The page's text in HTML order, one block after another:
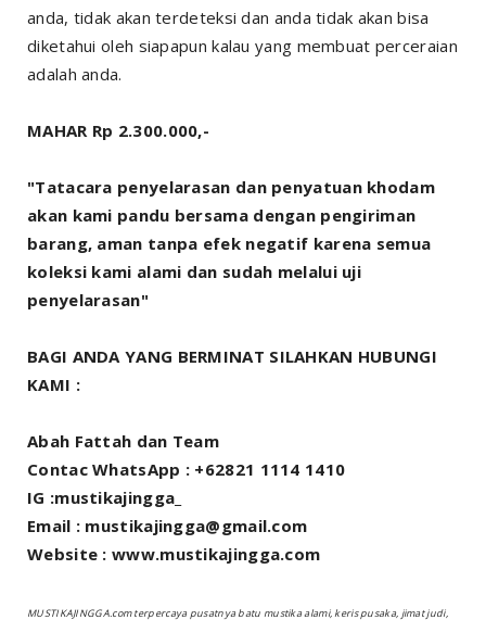
anda, tidak akan terdeteksi dan anda tidak akan bisa
diketahui oleh siapapun kalau yang membuat perceraian
adalah anda.
MAHAR Rp 2.300.000,-
"Tatacara penyelarasan dan penyatuan khodam
akan kami pandu bersama dengan pengiriman
barang, aman tanpa efek negatif karena semua
koleksi kami alami dan sudah melalui uji
penyelarasan"
BAGI ANDA YANG BERMINAT SILAHKAN HUBUNGI
KAMI :
Abah Fattah dan Team
Contac WhatsApp : +62821 1114 1410
IG :mustikajingga_
Email : mustikajingga@gmail.com
Website : www.mustikajingga.com
MUSTIKAJINGGA.com terpercaya pusatnya batu mustika alami, keris pusaka, jimat judi,